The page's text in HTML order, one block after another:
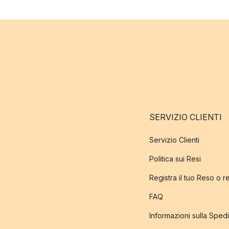
SERVIZIO CLIENTI
Servizio Clienti
Politica sui Resi
Registra il tuo Reso o
FAQ
Informazioni sulla